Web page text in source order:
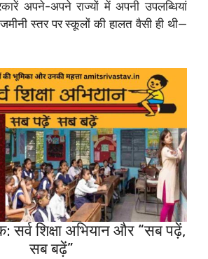
अपने-अपने राज्यों में अपनी उपलब्धियां
स्तर पर स्कूलों की हालत वैसी ही थी—
शिक्षा अभियान और “सब पढ़ें,
सब बढ़ें”